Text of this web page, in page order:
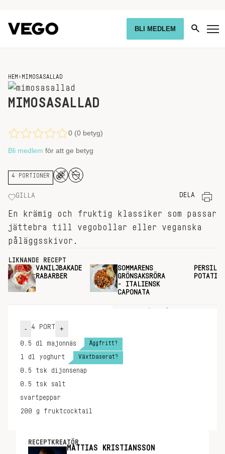
BLI MEDLEM
HEM › MIMOSASALLAD
MIMOSASALLAD
0 (0 betyg)
Bli medlem för att ge betyg
4 PORTIONER
GILLA DELA
En krämig och fruktig klassiker som passar
jättebra till vegobollar eller veganska
påläggsskivor.
LIKNANDE RECEPT
VANILJBAKADE
RABARBER
SOMMARENS
GRÖNSAKSRÖRA
- ITALIENSK
CAPONATA
POTATIS
- 4 PORT +
0.5 dl majonnäs Äggfritt?
1 dl yoghurt Växtbaserat?
0.5 tsk
dijonsenap
0.5 tsk
salt
svartpeppar
200 g fruktcocktail
RECEPTKREATÖR
MATTIAS KRISTIANSSON